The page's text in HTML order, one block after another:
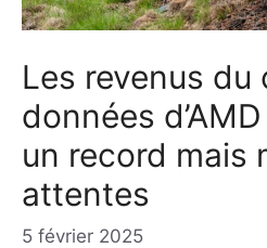
Les revenus du
données
un record mais
attentes
5 février 2025